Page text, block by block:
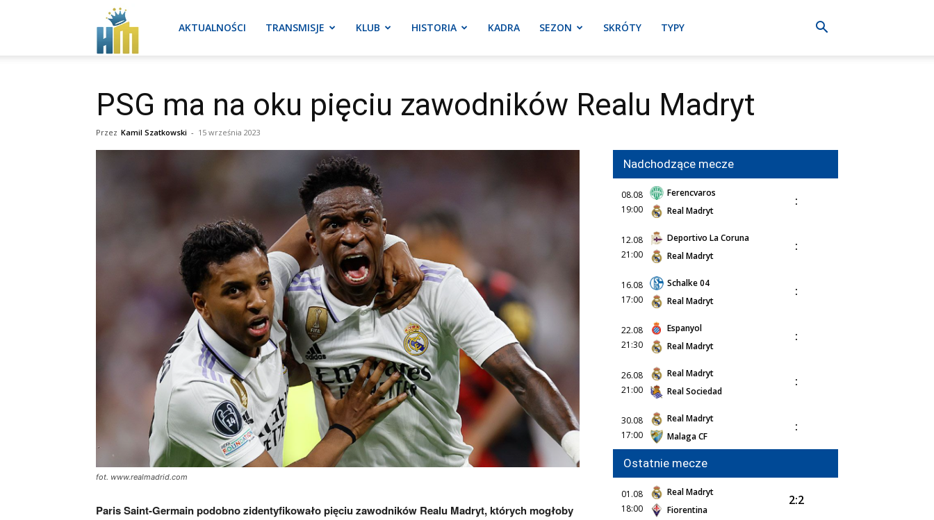
Real
aktualności
AKTUALNOŚCI TRANSMISJE KLUB HISTORIA KADRA SEZON SKRÓTY TYPY
PSG ma na oku pięciu zawodników Realu Madryt
Przez Kamil Szatkowski - 15 września 2023
fot. www.realmadrid.com
Paris Saint-Germain podobno zidentyfikowało pięciu zawodników Realu Madryt, których mogłoby
Nadchodzące mecze
08.08
19:00
Ferencvaros
Real Madryt
:
12.08
21:00
Deportivo La Coruna
Real Madryt
:
16.08
17:00
Schalke 04
Real Madryt
:
22.08
21:30
Espanyol
Real Madryt
:
26.08
21:00
Real Madryt
Real Sociedad
:
30.08
17:00
Real Madryt
Malaga CF
:
Ostatnie mecze
01.08
18:00
Real Madryt
Fiorentina
2:2